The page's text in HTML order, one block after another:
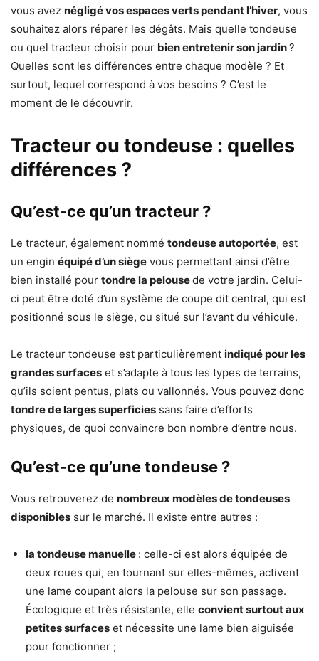
vous avez négligé vos espaces verts pendant l’hiver, vous
souhaitez alors réparer les dégâts. Mais quelle tondeuse
ou quel tracteur choisir pour bien entretenir son jardin?
Quelles sont les différences entre chaque modèle ? Et
surtout, lequel correspond à vos besoins ? C’est le
moment de le découvrir.
Tracteur ou tondeuse : quelles
différences ?
Qu’est-ce qu’un tracteur ?
Le tracteur, également nommé tondeuse autoportée, est
un engin équipé d’un siège vous permettant ainsi d’être
bien installé pour tondre la pelousede votre jardin. Celui-
ci peut être doté d’un système de coupe dit central, qui est
positionné sous le siège, ou situé sur l’avant du véhicule.
Le tracteur tondeuse est particulièrement indiqué pour les
grandes surfaces et s’adapte à tous les types de terrains,
qu’ils soient pentus, plats ou vallonnés. Vous pouvez donc
tondre de larges superficies sans faire d’efforts
physiques, de quoi convaincre bon nombre d’entre nous.
Qu’est-ce qu’une tondeuse ?
Vous retrouverez de nombreux modèles de tondeuses
disponibles sur le marché. Il existe entre autres :
la tondeuse manuelle : celle-ci est alors équipée de
deux roues qui, en tournant sur elles-mêmes, activent
une lame coupant alors la pelouse sur son passage.
Écologique et très résistante, elle convient surtout aux
petites surfaces et nécessite une lame bien aiguisée
pour fonctionner ;